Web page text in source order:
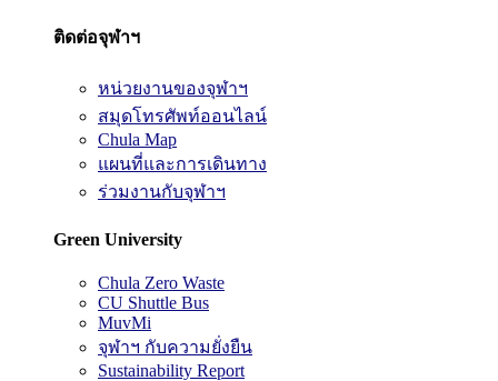
ติดต่อจุฬาฯ
หน่วยงานของจุฬาฯ
สมุดโทรศัพท์ออนไลน์
Chula Map
แผนที่และการเดินทาง
ร่วมงานกับจุฬาฯ
Green University
Chula Zero Waste
CU Shuttle Bus
MuvMi
จุฬาฯ กับความยั่งยืน
Sustainability Report